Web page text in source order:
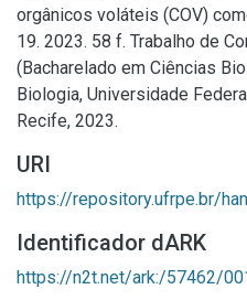
orgânicos voláteis (COV)
19. 2023. 58 f. Trabalho de
(Bacharelado em Ciências
Biologia, Universidade
Recife, 2023.
URI
https://repository.ufrpe.br/
Identificador dARK
https://n2t.net/ark:/57462/